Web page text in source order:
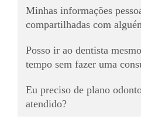
Minhas informações
compartilhadas com
Posso ir ao dentista
tempo sem fazer uma
Eu preciso de plano
atendido?